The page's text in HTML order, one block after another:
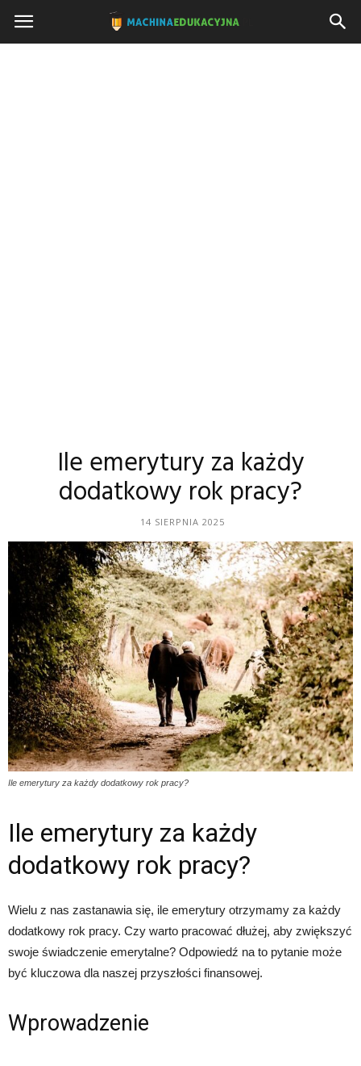
Machinaedukacyjna.pl
Ile emerytury za każdy
dodatkowy rok pracy?
14 SIERPNIA 2025
Ile emerytury za każdy dodatkowy rok pracy?
Ile emerytury za każdy
dodatkowy rok pracy?
Wielu z nas zastanawia się, ile emerytury otrzymamy za każdy
dodatkowy rok pracy. Czy warto pracować dłużej, aby zwiększyć
swoje świadczenie emerytalne? Odpowiedź na to pytanie może
być kluczowa dla naszej przyszłości finansowej.
Wprowadzenie